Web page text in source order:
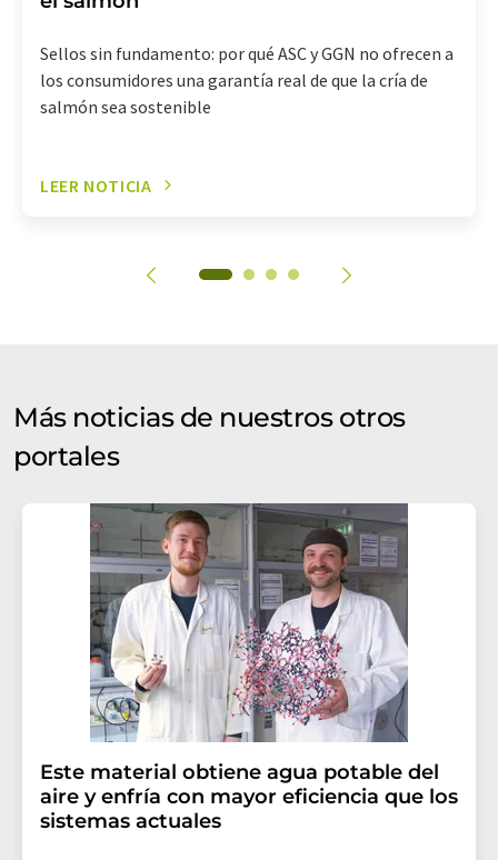
Sellos sin fundamento: por qué ASC y GGN no ofrecen a
los consumidores una garantía real de que la cría de
salmón sea sostenible
LEER NOTICIA
Más noticias de nuestros otros
portales
Este material obtiene agua potable del
aire y enfría con mayor eficiencia que los
sistemas actuales